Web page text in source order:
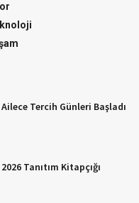
Tercih Günleri Başladı
Tanıtım Kitapçığı